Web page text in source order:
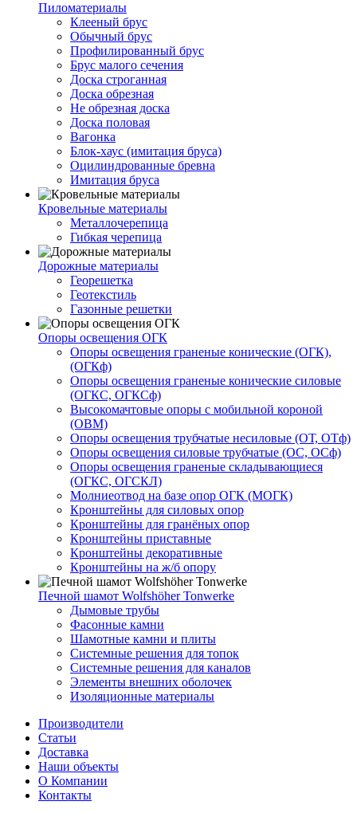
Пиломатериалы
Клееный брус
Обычный брус
Профилированный брус
Брус малого сечения
Доска строганная
Доска обрезная
Не обрезная доска
Доска половая
Вагонка
Блок-хаус (имитация бруса)
Оцилиндрованные бревна
Имитация бруса
Кровельные материалы
Металлочерепица
Гибкая черепица
Дорожные материалы
Георешетка
Геотекстиль
Газонные решетки
Опоры освещения ОГК
Опоры освещения граненые конические (ОГК),
(ОГКф)
Опоры освещения граненые конические силовые
(ОГКС, ОГКСф)
Высокомачтовые опоры с мобильной короной
(ОВМ)
Опоры освещения трубчатые несиловые (ОТ, ОТф)
Опоры освещения силовые трубчатые (ОС, ОСф)
Опоры освещения граненые складывающиеся
(ОГКС, ОГСКЛ)
Молниеотвод на базе опор ОГК (МОГК)
Кронштейны для силовых опор
Кронштейны для гранёных опор
Кронштейны приставные
Кронштейны декоративные
Кронштейны на ж/б опору
Печной шамот Wolfshöher Tonwerke
Дымовые трубы
Фасонные камни
Шамотные камни и плиты
Системные решения для топок
Системные решения для каналов
Элементы внешних оболочек
Изоляционные материалы
Производители
Статьи
Доставка
Наши объекты
О Компании
Контакты